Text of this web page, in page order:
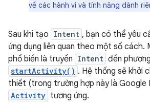
về các hành vi và tính năng dành
Sau khi tạo Intent , bạn có thể yêu
ứng dụng liên quan theo một số cách.
phổ biến là truyền Intent đến
startActivity() . Hệ thống sẽ khởi
thiết (trong trường hợp này là Google
Activity tương ứng.